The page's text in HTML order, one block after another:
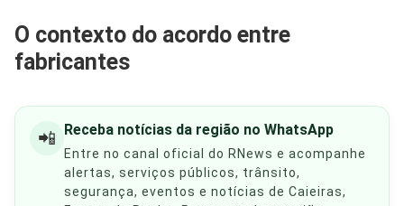
O contexto do acordo entre
fabricantes
📲 Receba notícias da região no WhatsApp
Entre no canal oficial do RNews e acompanhe
alertas, serviços públicos, trânsito,
segurança, eventos e notícias de Caieiras,